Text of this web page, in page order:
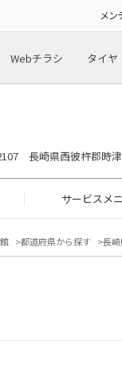
メン
Webチラシ タイヤ
長崎県西彼杵郡時
サービスメ
都道府県から探す 長